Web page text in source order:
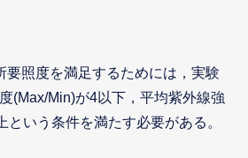
要照度を満足するためには，実験
(Max/Min)が4以下，平均紫外線強
という条件を満たす必要がある。